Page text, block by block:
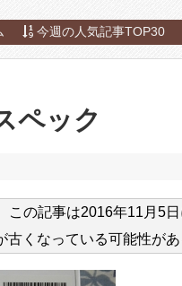
今週の人気記事TOP30
ペック
この記事は2016年11月5日
古くなっている可能性があ